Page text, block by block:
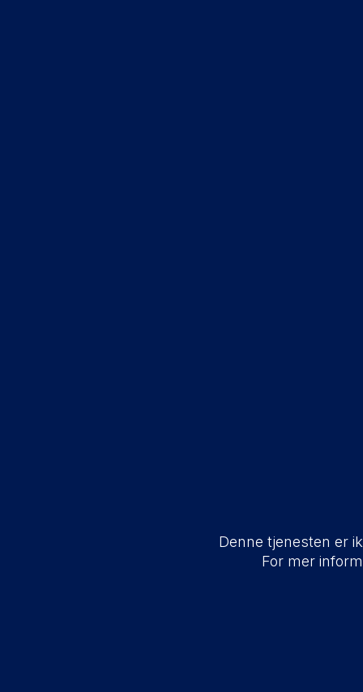
Denne tjenesten er
For mer